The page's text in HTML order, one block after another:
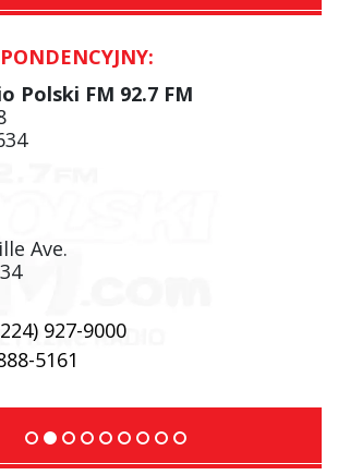
Polski FM 92.7 FM
Ave.
927-9000
5161